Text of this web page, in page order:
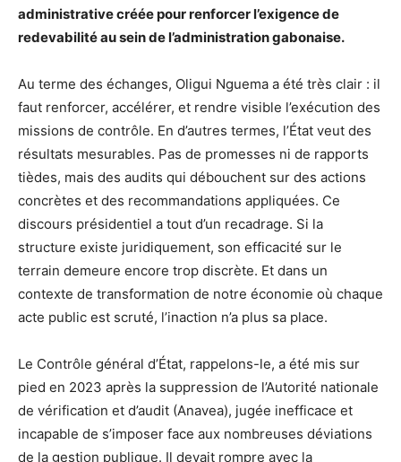
administrative créée pour renforcer l’exigence de
redevabilité au sein de l’administration gabonaise.
Au terme des échanges, Oligui Nguema a été très clair : il
faut renforcer, accélérer, et rendre visible l’exécution des
missions de contrôle. En d’autres termes, l’État veut des
résultats mesurables. Pas de promesses ni de rapports
tièdes, mais des audits qui débouchent sur des actions
concrètes et des recommandations appliquées. Ce
discours présidentiel a tout d’un recadrage. Si la
structure existe juridiquement, son efficacité sur le
terrain demeure encore trop discrète. Et dans un
contexte de transformation de notre économie où chaque
acte public est scruté, l’inaction n’a plus sa place.
Le Contrôle général d’État, rappelons-le, a été mis sur
pied en 2023 après la suppression de l’Autorité nationale
de vérification et d’audit (Anavea), jugée inefficace et
incapable de s’imposer face aux nombreuses déviations
de la gestion publique. Il devait rompre avec la